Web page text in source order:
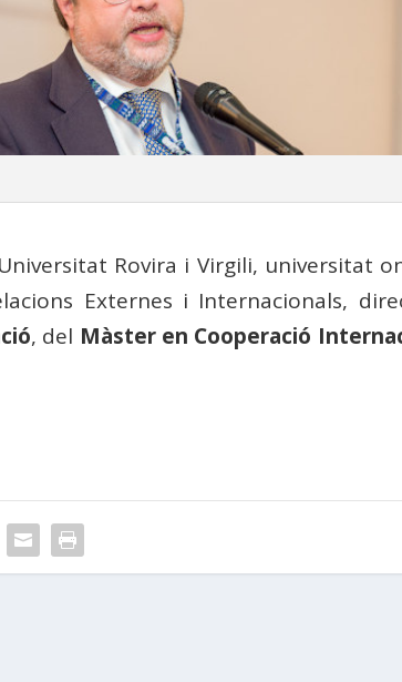
Rovira i Virgili, universitat
Externes i Internacionals,
, del Màster en Cooperació